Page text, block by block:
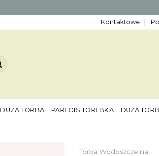
Kontaktowe
DUZA TORBA PARFOIS TOREBKA DUŻA
Torba Wodoszczelna